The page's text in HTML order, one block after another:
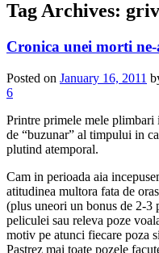
Tag Archives:
Cronica unei morti
Posted on January 16, 2011
6
Printre primele mele plimbari
de “buzunar” al timpului in
plutind atemporal.
Cam in perioada aia
atitudinea multora fata de
(plus uneori un bonus de 2-3
peliculei sau releva poze
motiv pe atunci fiecare poza
Pastrez mai toate pozele